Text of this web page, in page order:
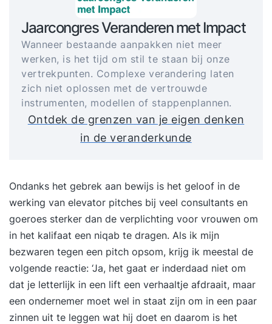
Jaarcongres Veranderen met Impact
Wanneer bestaande aanpakken niet meer
werken, is het tijd om stil te staan bij onze
vertrekpunten. Complexe verandering laten
zich niet oplossen met de vertrouwde
instrumenten, modellen of stappenplannen.
Ontdek de grenzen van je eigen denken
in de veranderkunde
Ondanks het gebrek aan bewijs is het geloof in de
werking van elevator pitches bij veel consultants en
goeroes sterker dan de verplichting voor vrouwen om
in het kalifaat een niqab te dragen. Als ik mijn
bezwaren tegen een pitch opsom, krijg ik meestal de
volgende reactie: ‘Ja, het gaat er inderdaad niet om
dat je letterlijk in een lift een verhaaltje afdraait, maar
een ondernemer moet wel in staat zijn om in een paar
zinnen uit te leggen wat hij doet en daarom is het